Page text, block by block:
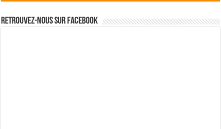
Retrouvez-nous sur Facebook